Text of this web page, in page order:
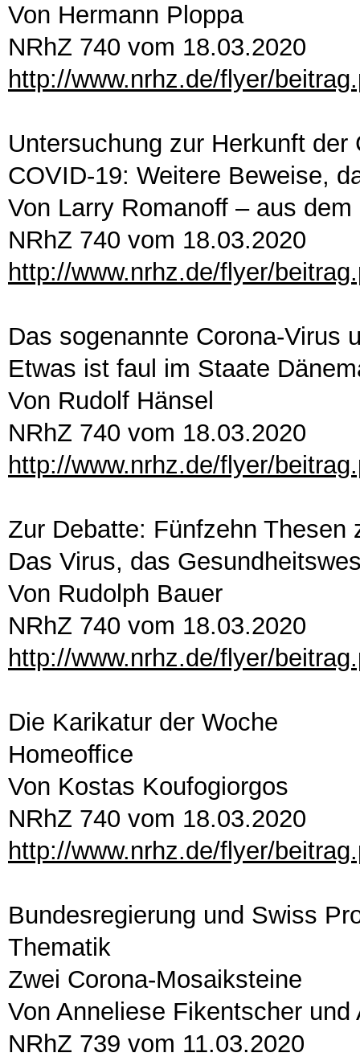
Von Hermann Ploppa
NRhZ 740 vom 18.03.2020
http://www.nrhz.de/flyer/
Untersuchung zur Herkunft der
COVID-19: Weitere Beweise,
Von Larry Romanoff – aus
NRhZ 740 vom 18.03.2020
http://www.nrhz.de/flyer/
Das sogenannte Corona-Virus
Etwas ist faul im Staate
Von Rudolf Hänsel
NRhZ 740 vom 18.03.2020
http://www.nrhz.de/flyer/
Zur Debatte: Fünfzehn Thesen
Das Virus, das
Von Rudolph Bauer
NRhZ 740 vom 18.03.2020
http://www.nrhz.de/flyer/
Die Karikatur der Woche
Homeoffice
Von Kostas Koufogiorgos
NRhZ 740 vom 18.03.2020
http://www.nrhz.de/flyer/
Bundesregierung und Swiss
Thematik
Zwei Corona-Mosaiksteine
Von Anneliese Fikentscher und
NRhZ 739 vom 11.03.2020